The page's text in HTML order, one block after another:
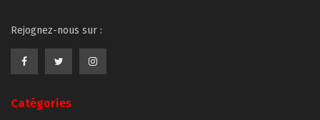
Rejognez-nous sur :
Catégories